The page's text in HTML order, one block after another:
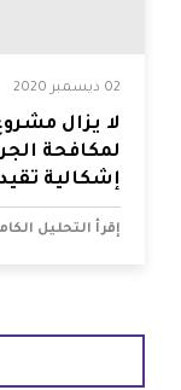
02 ديسمبر 2020
لا يزال
لمكافحة
إشكالية
إقرأ التحليل